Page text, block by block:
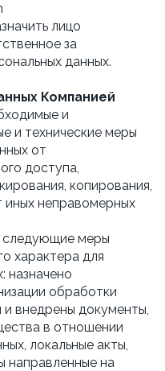
лицо
за
данных.
Компанией
и
и технические меры
от
доступа,
копирования,
иных неправомерных
следующие меры
характера для
назначено
обработки
и внедрены документы,
в отношении
локальные акты,
направленные на